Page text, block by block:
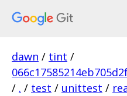
dawn / tint /
/ . / test / unittest /